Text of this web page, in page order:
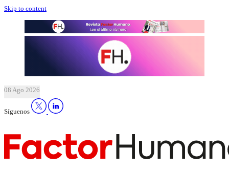
Skip to content
08 Ago 2026
Síguenos